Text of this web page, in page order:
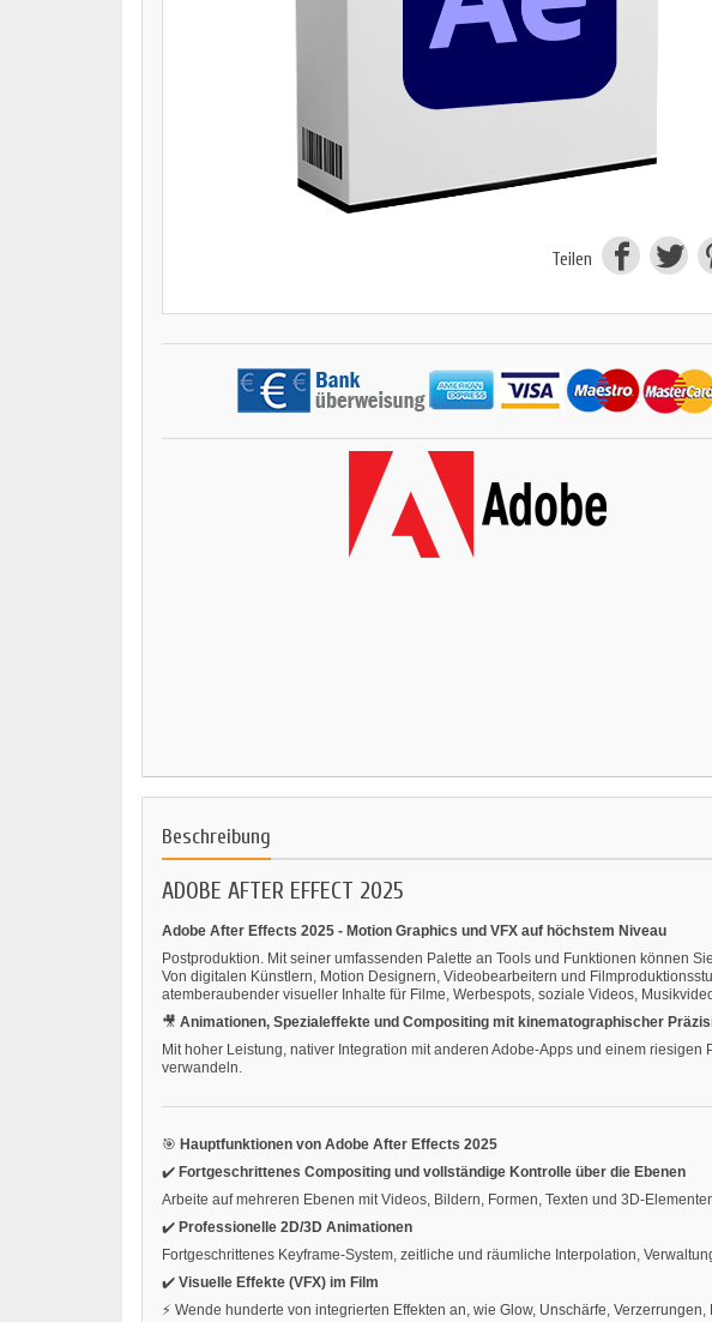
Teilen
Beschreibung
ADOBE AFTER EFFECT 2025
Adobe After Effects 2025 - Motion Graphics und VFX auf höchstem Niveau
Postproduktion. Mit seiner umfassenden Palette an Tools und Funktionen können
Von digitalen Künstlern, Motion Designern, Videobearbeitern und
atemberaubender visueller Inhalte für Filme, Werbespots, soziale Videos,
🎥 Animationen, Spezialeffekte und Compositing mit kinematographischer
Mit hoher Leistung, nativer Integration mit anderen Adobe-Apps und einem
verwandeln.
🎯 Hauptfunktionen von Adobe After Effects 2025
✔️ Fortgeschrittenes Compositing und vollständige Kontrolle über die Ebenen
Arbeite auf mehreren Ebenen mit Videos, Bildern, Formen, Texten und 3D-
✔️ Professionelle 2D/3D Animationen
Fortgeschrittenes Keyframe-System, zeitliche und räumliche Interpolation,
✔️ Visuelle Effekte (VFX) im Film
⚡ Wende hunderte von integrierten Effekten an, wie Glow, Unschärfe,